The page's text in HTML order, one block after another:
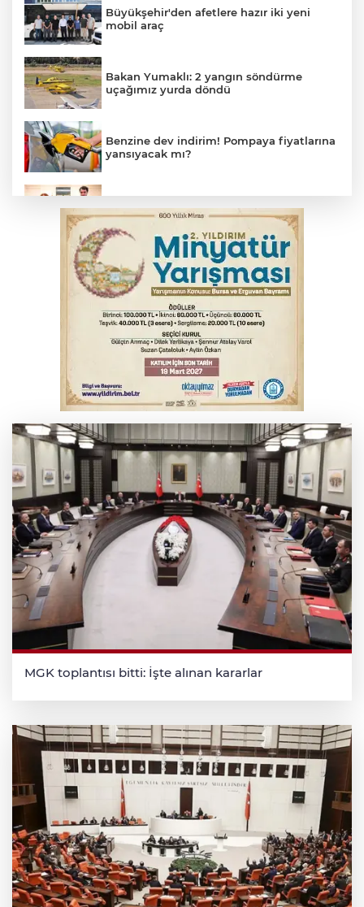
Büyükşehir'den afetlere hazır iki yeni
mobil araç
Bakan Yumaklı: 2 yangın söndürme
uçağımız yurda döndü
Benzine dev indirim! Pompaya fiyatlarına
yansıyacak mı?
bir araya geldi
Bursa'da alkollü sürücü mahalleyi savaş
alanına çevirdi
Serbest piyasada altın fiyatları...
Serbest piyasada döviz fiyatları
MGK toplantısı bitti: İşte alınan kararlar